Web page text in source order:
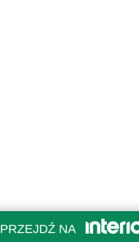
PRZEJDŹ NA